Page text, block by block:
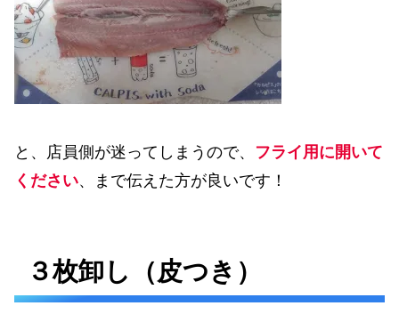
と、店員側が迷ってしまうので、 フライ用に開いて
ください、まで伝えた方が良いです！
３枚卸し（皮つき）